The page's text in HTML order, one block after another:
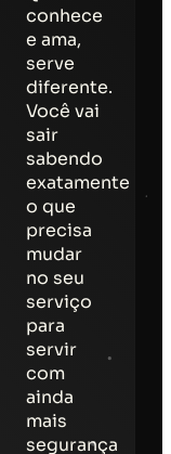
conhece
e ama,
serve
diferente.
Você vai
sair
sabendo
exatamente
o que
precisa
mudar
no seu
serviço
para
servir
com
ainda
mais
segurança